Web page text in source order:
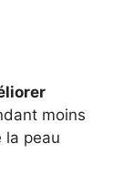
moins
la peau